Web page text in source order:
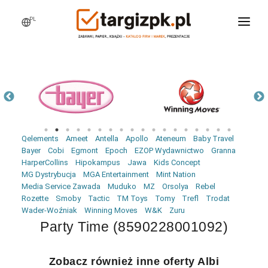
PL
PRODUKTY
AKTUALNOŚCI
LOGOWANIE
REJESTRACJA
Qelements Ameet Antella Apollo Ateneum
Baby Travel
Bayer
Cobi Egmont Epoch EZOP Wydawnictwo
Granna
HarperCollins
Hipokampus Jawa
Kids Concept
MG Dystrybucja
MGA Entertainment
Mint Nation
Media Service Zawada
Muduko MZ Orsolya
Rebel
Rozette
Smoby Tactic TM Toys Tomy Trefl
Trodat
Wader-Woźniak
Winning Moves W&K Zuru
Party Time (8590228001092)
Zobacz również inne oferty Albi